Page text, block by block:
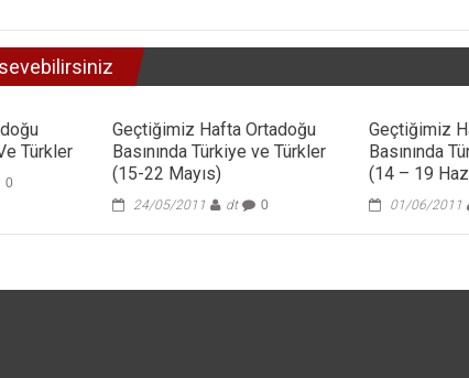
Türkler
0
Geçtiğimiz Hafta Ortadoğu
Basınında Türkiye ve Türkler
(15-22 Mayıs)
24/05/2011 dt 0
Geçtiğimiz
Basınında
(14 – 19
01/06/2011